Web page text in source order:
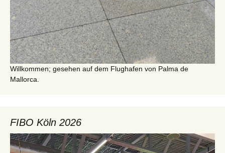
Willkommen; gesehen auf dem Flughafen von Palma de
Mallorca.
FIBO Köln 2026
Video-
Player